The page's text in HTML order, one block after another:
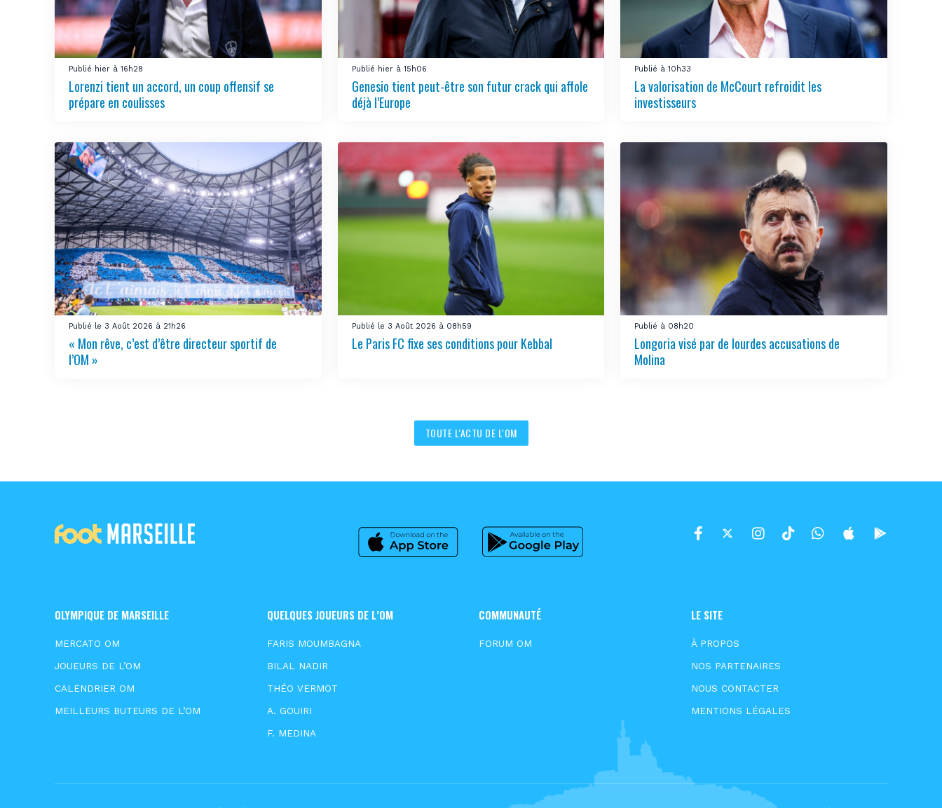
Publié hier à 16h28
Lorenzi tient un accord, un coup offensif se
prépare en coulisses
Publié hier à 15h06
Genesio tient peut-être son futur crack qui affole
déjà l’Europe
Publié à 10h33
La valorisation de McCourt refroidit les
investisseurs
Publié le 3 Août 2026 à 21h26
« Mon rêve, c’est d’être directeur sportif de
l’OM »
Publié le 3 Août 2026 à 08h59
Le Paris FC fixe ses conditions pour Kebbal
Publié à 08h20
Longoria visé par de lourdes accusations de
Molina
TOUTE L'ACTU DE L'OM
OLYMPIQUE DE MARSEILLE
MERCATO OM
JOUEURS DE L’OM
CALENDRIER OM
MEILLEURS BUTEURS DE L’OM
QUELQUES JOUEURS DE L’OM
FARIS MOUMBAGNA
BILAL NADIR
THÉO VERMOT
A. GOUIRI
F. MEDINA
COMMUNAUTÉ
FORUM OM
LE SITE
À PROPOS
NOS PARTENAIRES
NOUS CONTACTER
MENTIONS LÉGALES